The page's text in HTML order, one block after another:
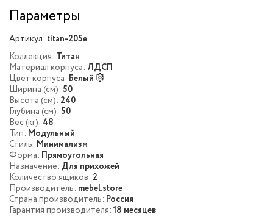
Параметры
Артикул: titan-205e
Коллекция: Титан
Материал корпуса: ЛДСП
Цвет корпуса: Белый
Ширина (см): 50
Высота (см): 240
Глубина (см): 50
Вес (кг): 48
Тип: Модульный
Стиль: Минимализм
Форма: Прямоугольная
Назначение: Для прихожей
Количество ящиков: 2
Производитель: mebel.store
Страна производитель: Россия
Гарантия производителя: 18 месяцев